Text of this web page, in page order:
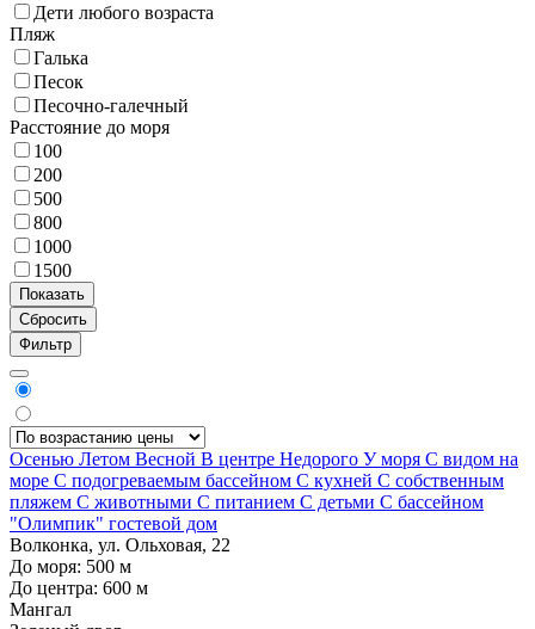
Дети любого возраста
Пляж
Галька
Песок
Песочно-галечный
Расстояние до моря
100
200
500
800
1000
1500
Фильтр
Осенью Летом Весной В центре Недорого У моря С видом на
море С подогреваемым бассейном С кухней С собственным
пляжем С животными С питанием С детьми С бассейном
"Олимпик" гостевой дом
Волконка, ул. Ольховая, 22
До моря: 500 м
До центра: 600 м
Мангал